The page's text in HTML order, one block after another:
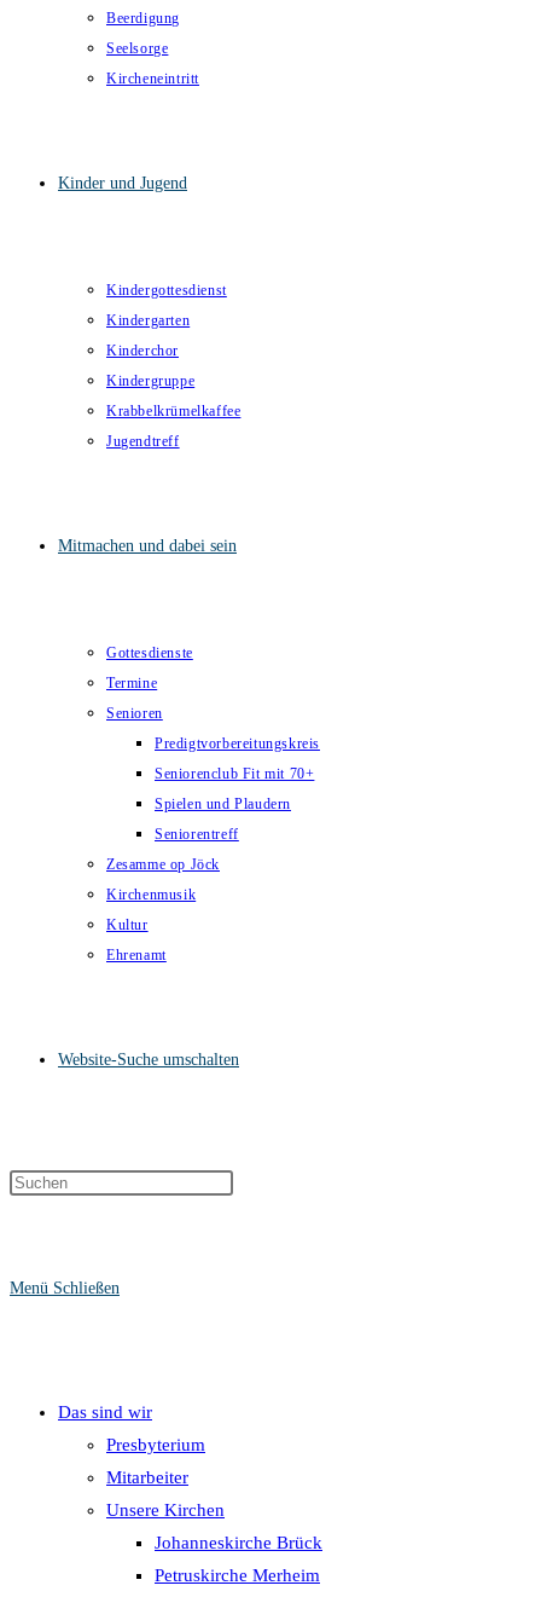
Beerdigung
Seelsorge
Kircheneintritt
Kinder und Jugend
Kindergottesdienst
Kindergarten
Kinderchor
Kindergruppe
Krabbelkrümelkaffee
Jugendtreff
Mitmachen und dabei sein
Gottesdienste
Termine
Senioren
Predigtvorbereitungskreis
Seniorenclub Fit mit 70+
Spielen und Plaudern
Seniorentreff
Zesamme op Jöck
Kirchenmusik
Kultur
Ehrenamt
Website-Suche umschalten
Menü Schließen
Das sind wir
Presbyterium
Mitarbeiter
Unsere Kirchen
Johanneskirche Brück
Petruskirche Merheim